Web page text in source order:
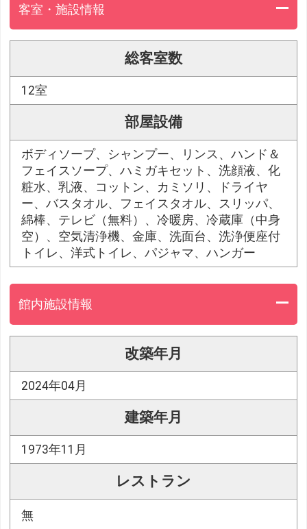
客室・施設情報
総客室数
12室
部屋設備
ボディソープ、シャンプー、リンス、ハンド＆
フェイスソープ、ハミガキセット、洗顔液、化
粧水、乳液、コットン、カミソリ、ドライヤ
ー、バスタオル、フェイスタオル、スリッパ、
綿棒、テレビ（無料）、冷暖房、冷蔵庫（中身
空）、空気清浄機、金庫、洗面台、洗浄便座付
トイレ、洋式トイレ、パジャマ、ハンガー
館内施設情報
改築年月
2024年04月
建築年月
1973年11月
レストラン
無